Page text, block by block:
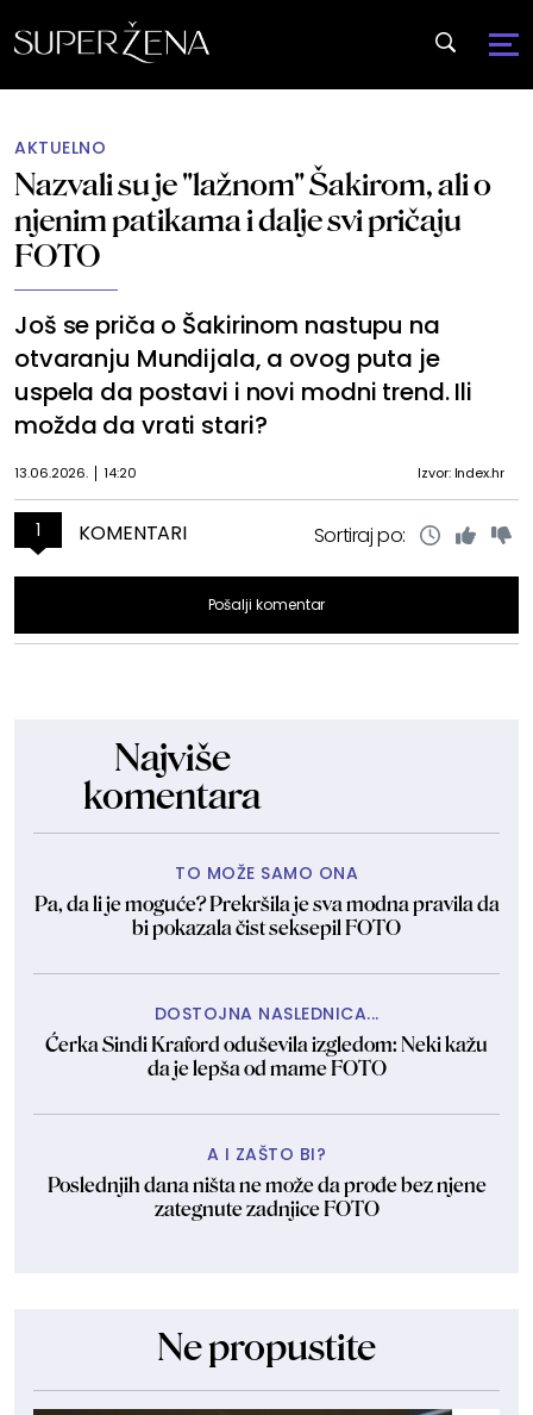
AKTUELNO
Nazvali su je "lažnom" Šakirom, ali o
njenim patikama i dalje svi pričaju
FOTO
Još se priča o Šakirinom nastupu na
otvaranju Mundijala, a ovog puta je
uspela da postavi i novi modni trend. Ili
možda da vrati stari?
13.06.2026. 14:20 Izvor: Index.hr
1 KOMENTARI Sortiraj po:
Pošalji komentar
Najviše
komentara
TO MOŽE SAMO ONA
Pa, da li je moguće? Prekršila je sva modna pravila da
bi pokazala čist seksepil FOTO
DOSTOJNA NASLEDNICA...
Ćerka Sindi Kraford oduševila izgledom: Neki kažu
da je lepša od mame FOTO
A I ZAŠTO BI?
Poslednjih dana ništa ne može da prođe bez njene
zategnute zadnjice FOTO
Ne propustite